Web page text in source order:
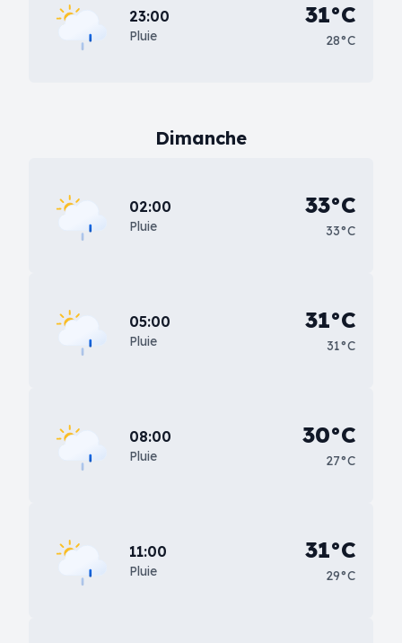
23:00
Pluie
31°C
28°C
Dimanche
02:00
Pluie
33°C
33°C
05:00
Pluie
31°C
31°C
08:00
Pluie
30°C
27°C
11:00
Pluie
31°C
29°C